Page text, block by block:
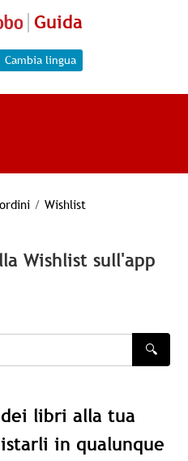
Guida
Cambia lingua
/ Wishlist
Wishlist sull'app
🔍
libri alla tua
in qualunque